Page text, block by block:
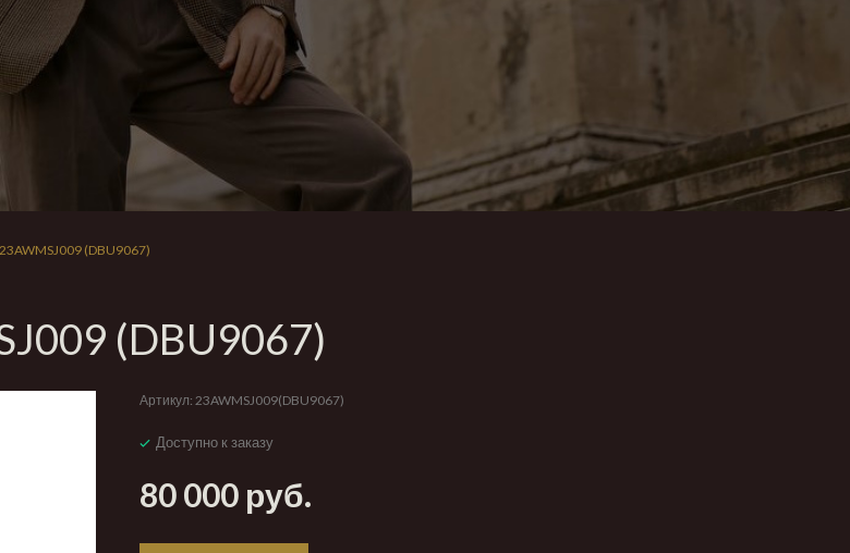
(DBU9067)
(DBU9067)
Артикул: 23AWMSJ009(DBU9067)
Доступно к заказу
80 000 руб.